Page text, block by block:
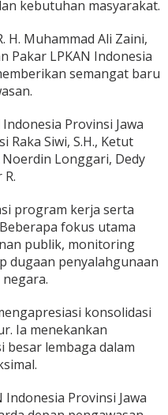
kebutuhan masyarakat.
H. Muhammad Ali Zaini,
Pakar LPKAN Indonesia
semangat baru
Provinsi Jawa
Raka Siwi, S.H., Ketut
Noerdin Longgari, Dedy
program kerja serta
fokus utama
publik, monitoring
dugaan penyalahgunaan
konsolidasi
Ia menekankan
lembaga dalam
Provinsi Jawa